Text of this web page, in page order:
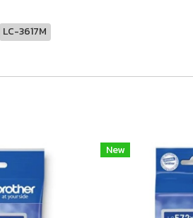
LC-3617M
New